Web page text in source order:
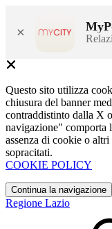
×
Questo sito utilizza
chiusura del banner
contraddistinto dalla X
navigazione" comporta
assenza di cookie o
sopracitati.
COOKIE POLICY
Continua la navigazione
Regione Lazio